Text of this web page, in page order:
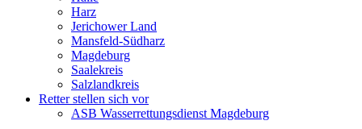
Harz
Jerichower Land
Mansfeld-Südharz
Magdeburg
Saalekreis
Salzlandkreis
Retter stellen sich vor
ASB Wasserrettungsdienst Magdeburg